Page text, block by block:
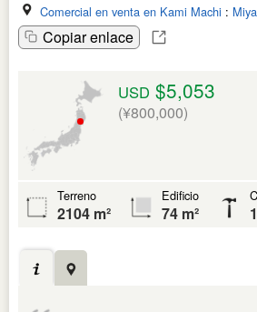
Comercial en venta en Kami Machi :
Copiar enlace
USD $5,053
(¥800,000)
Terreno
2104 m²
Edificio
74 m²